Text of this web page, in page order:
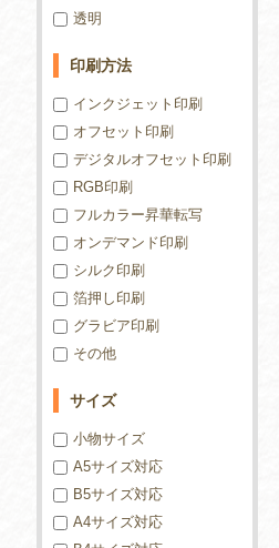
透明
印刷方法
インクジェット印刷
オフセット印刷
デジタルオフセット印刷
RGB印刷
フルカラー昇華転写
オンデマンド印刷
シルク印刷
箔押し印刷
グラビア印刷
その他
サイズ
小物サイズ
A5サイズ対応
B5サイズ対応
A4サイズ対応